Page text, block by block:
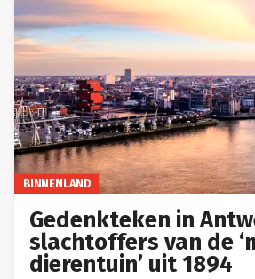
BINNENLAND
Gedenkteken in
slachtoffers van de
dierentuin’ uit 1894